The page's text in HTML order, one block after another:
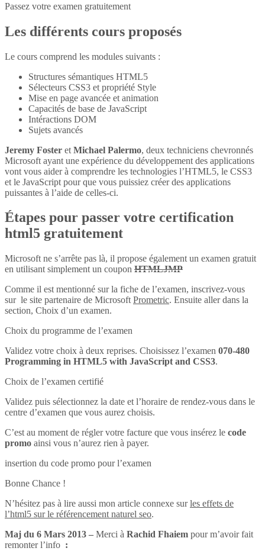
Passez votre examen gratuitement
Les différents cours proposés
Le cours comprend les modules suivants :
Structures sémantiques HTML5
Sélecteurs CSS3 et propriété Style
Mise en page avancée et animation
Capacités de base de JavaScript
Intéractions DOM
Sujets avancés
Jeremy Foster et Michael Palermo, deux techniciens chevronnés
Microsoft ayant une expérience du développement des applications
vont vous aider à comprendre les technologies l’HTML5, le CSS3
et le JavaScript pour que vous puissiez créer des applications
puissantes à l’aide de celles-ci.
Étapes pour passer votre certification
html5 gratuitement
Microsoft ne s’arrête pas là, il propose également un examen gratuit
en utilisant simplement un coupon HTMLJMP
Comme il est mentionné sur la fiche de l’examen, inscrivez-vous
sur le site partenaire de Microsoft Prometric. Ensuite aller dans la
section, Choix d’un examen.
Choix du programme de l’examen
Validez votre choix à deux reprises. Choisissez l’examen 070-480
Programming in HTML5 with JavaScript and CSS3.
Choix de l’examen certifié
Validez puis sélectionnez la date et l’horaire de rendez-vous dans le
centre d’examen que vous aurez choisis.
C’est au moment de régler votre facture que vous insérez le code
promo ainsi vous n’aurez rien à payer.
insertion du code promo pour l’examen
Bonne Chance !
N’hésitez pas à lire aussi mon article connexe surles effets de
l’html5 sur le référencement naturel seo.
Maj du 6 Mars 2013 – Merci à Rachid Fhaiem pour m’avoir fait
remonter l’info :